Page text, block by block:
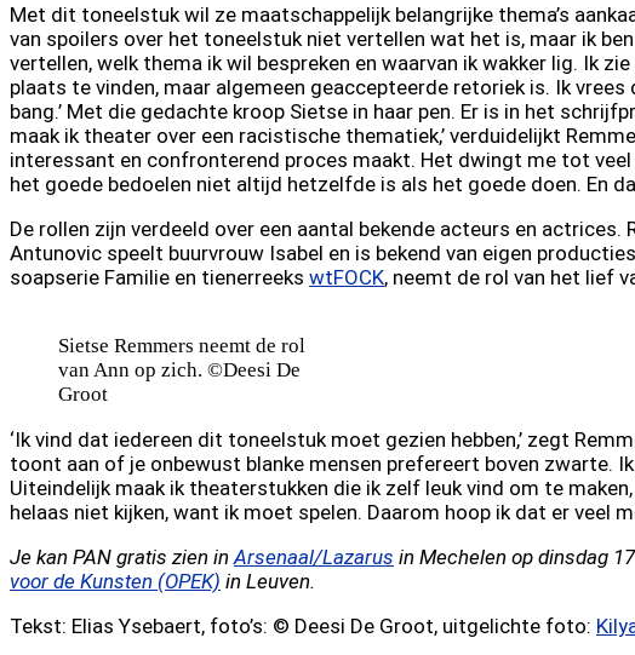
Met dit toneelstuk wil ze maatschappelijk belangrijke thema’s
van spoilers over het toneelstuk niet vertellen wat het is, maar ik
vertellen, welk thema ik wil bespreken en waarvan ik wakker lig. Ik
plaats te vinden, maar algemeen geaccepteerde retoriek is. Ik
bang.’ Met die gedachte kroop Sietse in haar pen. Er is in het
maak ik theater over een racistische thematiek,’ verduidelijkt
interessant en confronterend proces maakt. Het dwingt me tot
het goede bedoelen niet altijd hetzelfde is als het goede doen. En
De rollen zijn verdeeld over een aantal bekende acteurs en actrices.
Antunovic speelt buurvrouw Isabel en is bekend van eigen
soapserie Familie en tienerreeks wtFOCK, neemt de rol van het lief
Sietse Remmers neemt de rol
van Ann op zich. ©Deesi De
Groot
‘Ik vind dat iedereen dit toneelstuk moet gezien hebben,’ zegt
toont aan of je onbewust blanke mensen prefereert boven zwarte.
Uiteindelijk maak ik theaterstukken die ik zelf leuk vind om te
helaas niet kijken, want ik moet spelen. Daarom hoop ik dat er veel
Je kan PAN gratis zien in Arsenaal/Lazarus in Mechelen op dinsdag
voor de Kunsten (OPEK) in Leuven.
Tekst: Elias Ysebaert, foto’s: © Deesi De Groot, uitgelichte foto: